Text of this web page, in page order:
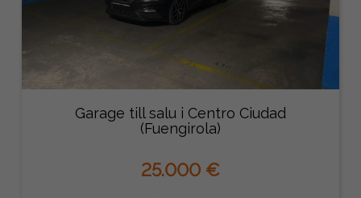
Garage till salu i Centro Ciudad
(Fuengirola)
25.000 €